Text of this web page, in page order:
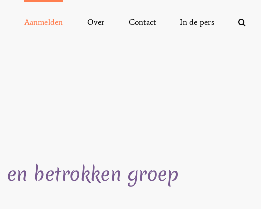
Aanmelden Over Contact In de pers
betrokken groep